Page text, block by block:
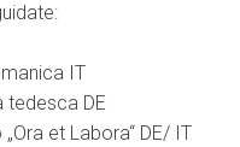
IT
tedesca DE
et Labora“ DE/ IT